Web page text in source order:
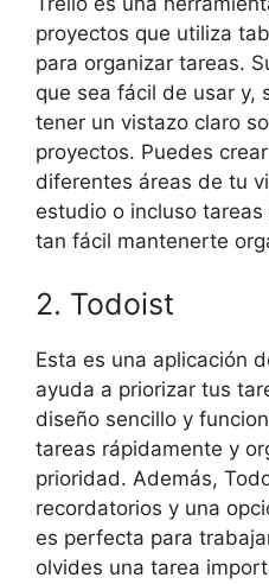
proyectos que utiliza
para organizar tareas.
que sea fácil de usar y,
tener un vistazo claro
proyectos. Puedes
diferentes áreas de tu
estudio o incluso tareas
tan fácil mantenerte
2. Todoist
Esta es una aplicación
ayuda a priorizar tus
diseño sencillo y
tareas rápidamente y
prioridad. Además,
recordatorios y una
es perfecta para
olvides una tarea